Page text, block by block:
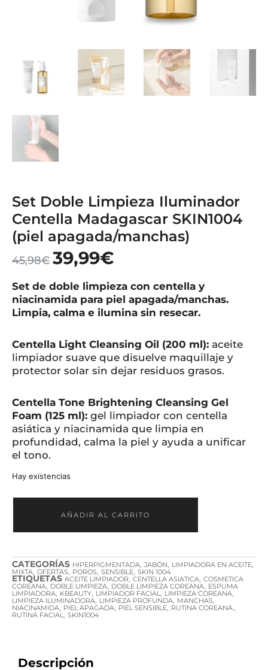
Set Doble Limpieza Iluminador
Centella Madagascar SKIN1004
(piel apagada/manchas)
45,98€ 39,99€
Set de doble limpieza con centella y
niacinamida para piel apagada/manchas.
Limpia, calma e ilumina sin resecar.
Centella Light Cleansing Oil (200 ml): aceite
limpiador suave que disuelve maquillaje y
protector solar sin dejar residuos grasos.
Centella Tone Brightening Cleansing Gel
Foam (125 ml): gel limpiador con centella
asiática y niacinamida que limpia en
profundidad, calma la piel y ayuda a unificar
el tono.
Hay existencias
AÑADIR AL CARRITO
CATEGORÍAS HIPERPIGMENTADA, JABÓN, LIMPIADORA EN ACEITE,
MIXTA, OFERTAS, POROS, SENSIBLE, SKIN 1004
ETIQUETAS ACEITE LIMPIADOR, CENTELLA ASIATICA, COSMETICA
COREANA, DOBLE LIMPIEZA, DOBLE LIMPIEZA COREANA, ESPUMA
LIMPIADORA, KBEAUTY, LIMPIADOR FACIAL, LIMPIEZA COREANA,
LIMPIEZA ILUMINADORA, LIMPIEZA PROFUNDA, MANCHAS,
NIACINAMIDA, PIEL APAGADA, PIEL SENSIBLE, RUTINA COREANA.,
RUTINA FACIAL, SKIN1004
Descripción